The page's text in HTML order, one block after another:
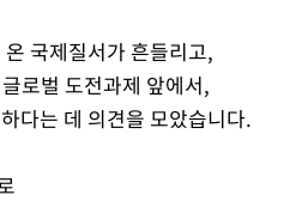
국제질서가 흔들리고,
로벌 도전과제 앞에서,
다는 데 의견을 모았습니다.